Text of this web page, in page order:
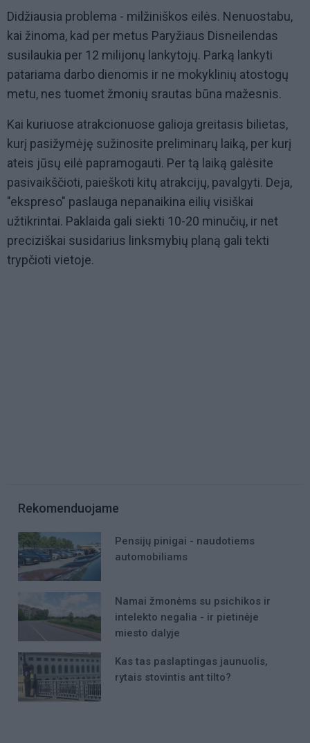
Didžiausia problema - milžiniškos eilės. Nenuostabu,
kai žinoma, kad per metus Paryžiaus Disneilendas
susilaukia per 12 milijonų lankytojų. Parką lankyti
patariama darbo dienomis ir ne mokyklinių atostogų
metu, nes tuomet žmonių srautas būna mažesnis.
Kai kuriuose atrakcionuose galioja greitasis bilietas,
kurį pasižymėję sužinosite preliminarų laiką, per kurį
ateis jūsų eilė papramogauti. Per tą laiką galėsite
pasivaikščioti, paieškoti kitų atrakcijų, pavalgyti. Deja,
"ekspreso" paslauga nepanaikina eilių visiškai
užtikrintai. Paklaida gali siekti 10-20 minučių, ir net
preciziškai susidarius linksmybių planą gali tekti
trypčioti vietoje.
Rekomenduojame
Pensijų pinigai - naudotiems
automobiliams
Namai žmonėms su psichikos ir
intelekto negalia - ir pietinėje
miesto dalyje
Kas tas paslaptingas jaunuolis,
rytais stovintis ant tilto?